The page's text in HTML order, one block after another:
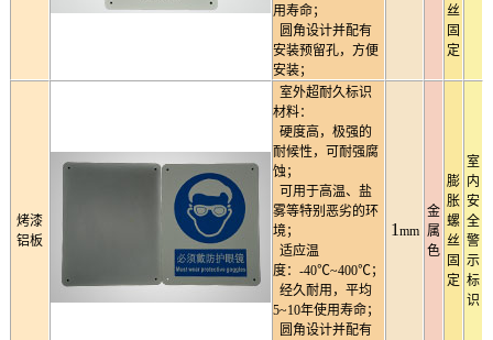
用寿命；
圆角设计并配有
安装预留孔，方便
安装；
丝
固
定
烤漆
铝板
室外超耐久标识
材料：
硬度高，极强的
耐候性，可耐强腐
蚀；
可用于高温、盐
雾等特别恶劣的环
境；
适应温
度：-40℃~400℃；
经久耐用，平均
5~10年使用寿命；
圆角设计并配有
1 mm
金
属
色
膨
胀
螺
丝
固
定
室
内
安
全
警
示
标
识